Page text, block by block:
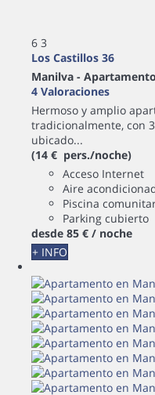
6 3
Los Castillos 36
Manilva - Apartamento
4 Valoraciones
Hermoso y amplio
tradicionalmente, con
ubicado...
(14 € pers./noche)
Acceso Internet
Aire
Piscina
Parking cubierto
desde 85 € / noche
+ INFO